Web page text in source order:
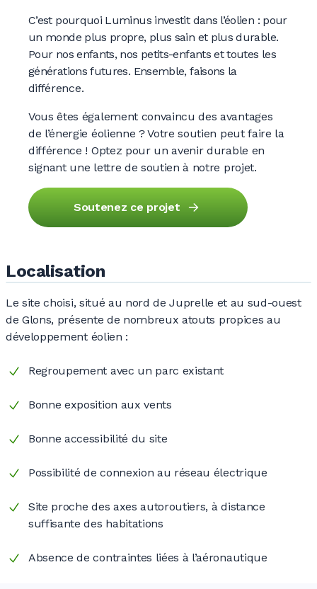
C’est pourquoi Luminus investit dans l’éolien : pour
un monde plus propre, plus sain et plus durable.
Pour nos enfants, nos petits-enfants et toutes les
générations futures. Ensemble, faisons la
différence.
Vous êtes également convaincu des avantages
de l’énergie éolienne ? Votre soutien peut faire la
différence ! Optez pour un avenir durable en
signant une lettre de soutien à notre projet.
Soutenez ce projet
Localisation
Le site choisi, situé au nord de Juprelle et au sud-ouest
de Glons, présente de nombreux atouts propices au
développement éolien :
Regroupement avec un parc existant
Bonne exposition aux vents
Bonne accessibilité du site
Possibilité de connexion au réseau électrique
Site proche des axes autoroutiers, à distance
suffisante des habitations
Absence de contraintes liées à l’aéronautique